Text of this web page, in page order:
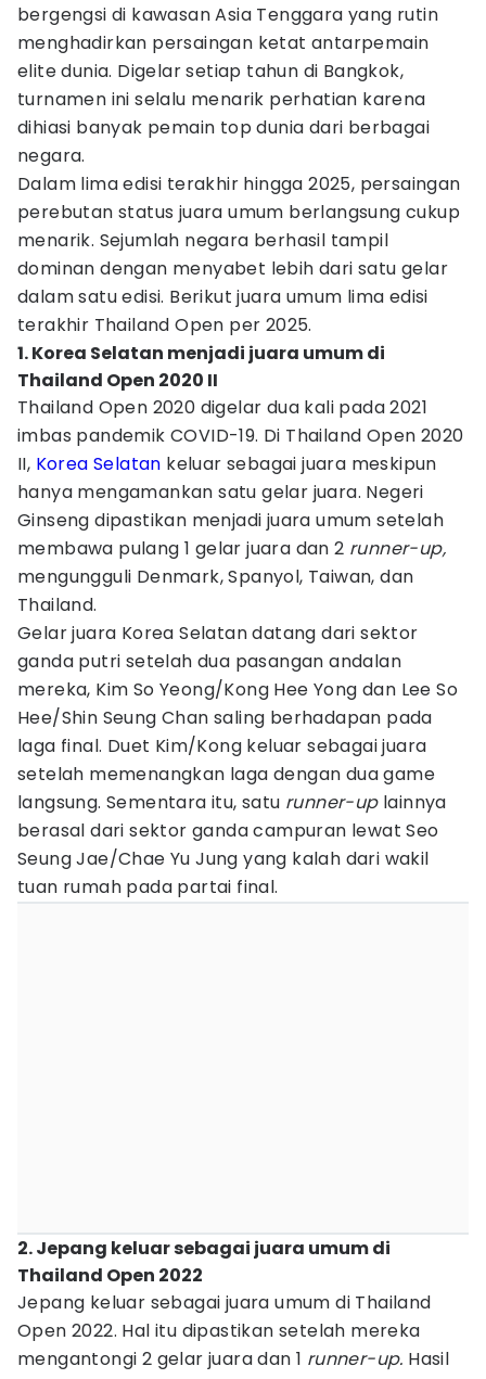
bergengsi di kawasan Asia Tenggara yang rutin
menghadirkan persaingan ketat antarpemain
elite dunia. Digelar setiap tahun di Bangkok,
turnamen ini selalu menarik perhatian karena
dihiasi banyak pemain top dunia dari berbagai
negara.
Dalam lima edisi terakhir hingga 2025, persaingan
perebutan status juara umum berlangsung cukup
menarik. Sejumlah negara berhasil tampil
dominan dengan menyabet lebih dari satu gelar
dalam satu edisi. Berikut juara umum lima edisi
terakhir Thailand Open per 2025.
1. Korea Selatan menjadi juara umum di
Thailand Open 2020 II
Thailand Open 2020 digelar dua kali pada 2021
imbas pandemik COVID-19. Di Thailand Open 2020
II, Korea Selatan keluar sebagai juara meskipun
hanya mengamankan satu gelar juara. Negeri
Ginseng dipastikan menjadi juara umum setelah
membawa pulang 1 gelar juara dan 2 runner-up,
mengungguli Denmark, Spanyol, Taiwan, dan
Thailand.
Gelar juara Korea Selatan datang dari sektor
ganda putri setelah dua pasangan andalan
mereka, Kim So Yeong/Kong Hee Yong dan Lee So
Hee/Shin Seung Chan saling berhadapan pada
laga final. Duet Kim/Kong keluar sebagai juara
setelah memenangkan laga dengan dua game
langsung. Sementara itu, satu runner-up lainnya
berasal dari sektor ganda campuran lewat Seo
Seung Jae/Chae Yu Jung yang kalah dari wakil
tuan rumah pada partai final.
2. Jepang keluar sebagai juara umum di
Thailand Open 2022
Jepang keluar sebagai juara umum di Thailand
Open 2022. Hal itu dipastikan setelah mereka
mengantongi 2 gelar juara dan 1 runner-up. Hasil